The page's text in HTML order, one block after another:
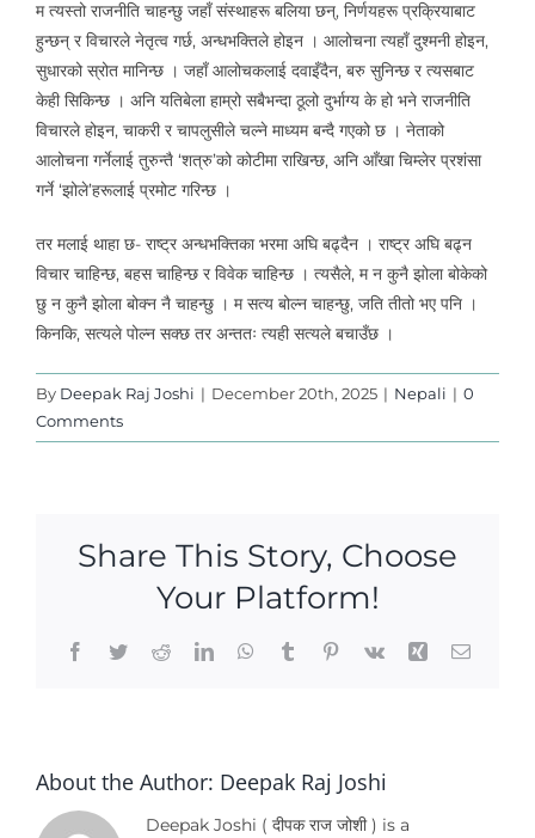
म त्यस्तो राजनीति चाहन्छु जहाँ संस्थाहरू बलिया छन्, निर्णयहरू प्रक्रियाबाट
हुन्छन् र विचारले नेतृत्व गर्छ, अन्धभक्तिले होइन । आलोचना त्यहाँ दुश्मनी होइन,
सुधारको स्रोत मानिन्छ । जहाँ आलोचकलाई दवाइँदैन, बरु सुनिन्छ र त्यसबाट
केही सिकिन्छ । अनि यतिबेला हाम्रो सबैभन्दा ठूलो दुर्भाग्य के हो भने राजनीति
विचारले होइन, चाकरी र चापलुसीले चल्ने माध्यम बन्दै गएको छ । नेताको
आलोचना गर्नेलाई तुरुन्तै ‘शत्रु’को कोटीमा राखिन्छ, अनि आँखा चिम्लेर प्रशंसा
गर्ने ‘झोले’हरूलाई प्रमोट गरिन्छ ।
तर मलाई थाहा छ- राष्ट्र अन्धभक्तिका भरमा अघि बढ्दैन । राष्ट्र अघि बढ्न
विचार चाहिन्छ, बहस चाहिन्छ र विवेक चाहिन्छ । त्यसैले, म न कुनै झोला बोकेको
छु न कुनै झोला बोक्न नै चाहन्छु । म सत्य बोल्न चाहन्छु, जति तीतो भए पनि ।
किनकि, सत्यले पोल्न सक्छ तर अन्ततः त्यही सत्यले बचाउँछ ।
By Deepak Raj Joshi | December 20th, 2025 | Nepali | 0
Comments
Share This Story, Choose
Your Platform!
Facebook
TwitterRedditLinkedInWhatsApp
TumblrPinterest
Vk Xing Email
About the Author: Deepak Raj Joshi
Deepak Joshi ( दीपक राज जोशी ) is a